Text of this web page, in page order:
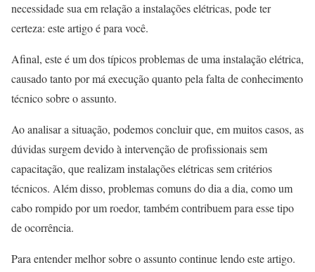
necessidade sua em relação a instalações elétricas, pode ter
certeza: este artigo é para você.
Afinal, este é um dos típicos problemas de uma instalação elétrica,
causado tanto por má execução quanto pela falta de conhecimento
técnico sobre o assunto.
Ao analisar a situação, podemos concluir que, em muitos casos, as
dúvidas surgem devido à intervenção de profissionais sem
capacitação, que realizam instalações elétricas sem critérios
técnicos. Além disso, problemas comuns do dia a dia, como um
cabo rompido por um roedor, também contribuem para esse tipo
de ocorrência.
Para entender melhor sobre o assunto continue lendo este artigo.